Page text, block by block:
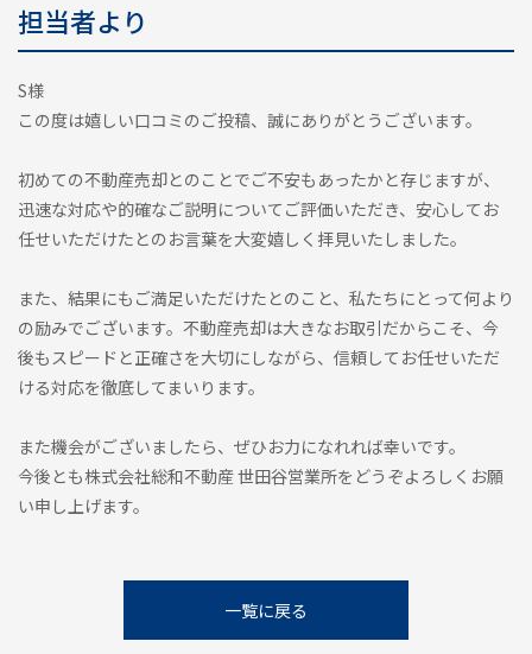
担当者より
S様
この度は嬉しい口コミのご投稿、誠にありがとうございます。
初めての不動産売却とのことでご不安もあったかと存じますが、
迅速な対応や的確なご説明についてご評価いただき、安心してお
任せいただけたとのお言葉を大変嬉しく拝見いたしました。
また、結果にもご満足いただけたとのこと、私たちにとって何より
の励みでございます。不動産売却は大きなお取引だからこそ、今
後もスピードと正確さを大切にしながら、信頼してお任せいただ
ける対応を徹底してまいります。
また機会がございましたら、ぜひお力になれれば幸いです。
今後とも株式会社総和不動産 世田谷営業所をどうぞよろしくお願
い申し上げます。
一覧に戻る